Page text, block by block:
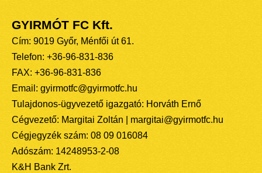
GYIRMÓT FC Kft.
Cím: 9019 Győr, Ménfői út 61.
Telefon: +36-96-831-836
FAX: +36-96-831-836
Email: gyirmotfc@gyirmotfc.hu
Tulajdonos-ügyvezető igazgató: Horváth Ernő
Cégvezető: Margitai Zoltán | margitai@gyirmotfc.hu
Cégjegyzék szám: 08 09 016084
Adószám: 14248953-2-08
K&H Bank Zrt.